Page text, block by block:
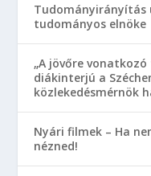
Tudományirányítás
tudományos elnöke
„A jövőre
diákinterjú a
közlekedésmérnök
Nyári filmek – Ha
nézned!